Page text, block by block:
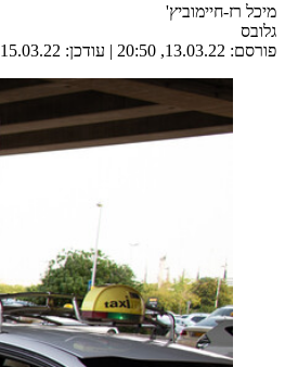
מיכל רז-חיימוביץ'
גלובס
פורסם: 13.03.22, 20:50
| עודכן: 15.03.22, 09:26